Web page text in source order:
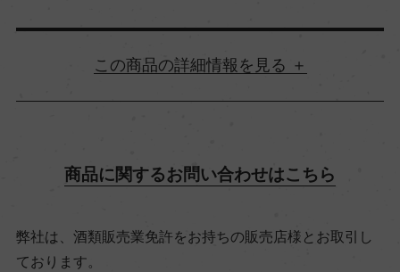
詳細情報
ボルドー
商品に関するお問い合わせはこちら
弊社は、酒類販売業免許をお持ちの販売店様とお取引し
ております。